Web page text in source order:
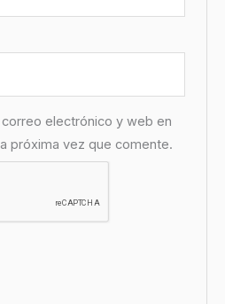
electrónico y web en
próxima vez que comente.